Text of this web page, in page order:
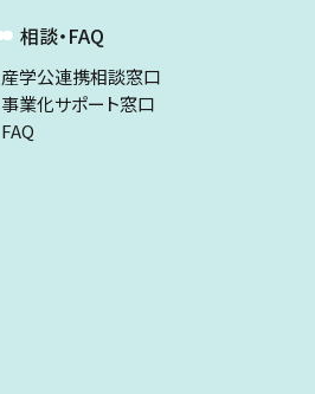
相談・FAQ
産学公連携相談窓口
事業化サポート窓口
FAQ